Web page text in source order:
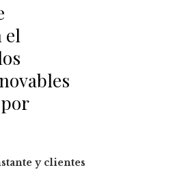
el
y clientes